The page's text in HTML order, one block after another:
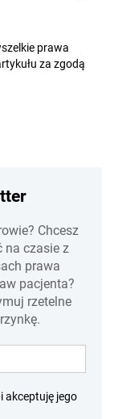
prawa
za zgodą
Chcesz
na czasie z
prawa
pacjenta?
rzetelne
i akceptuję jego